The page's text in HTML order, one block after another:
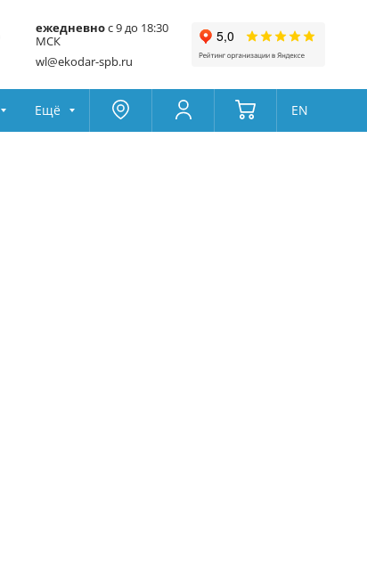
ежедневнос 9 до 18:30
МСК
wl@ekodar-spb.ru
Ещё EN